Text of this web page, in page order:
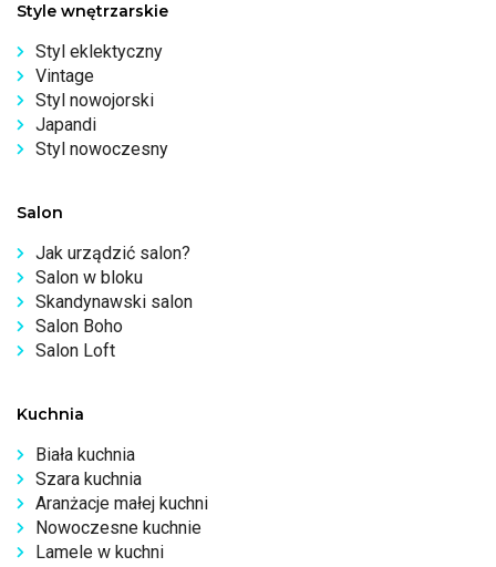
Style wnętrzarskie
Styl eklektyczny
Vintage
Styl nowojorski
Japandi
Styl nowoczesny
Salon
Jak urządzić salon?
Salon w bloku
Skandynawski salon
Salon Boho
Salon Loft
Kuchnia
Biała kuchnia
Szara kuchnia
Aranżacje małej kuchni
Nowoczesne kuchnie
Lamele w kuchni